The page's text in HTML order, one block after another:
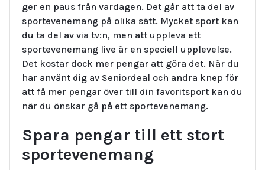
ger en paus från vardagen. Det går att ta del av
sportevenemang på olika sätt. Mycket sport kan
du ta del av via tv:n, men att uppleva ett
sportevenemang live är en speciell upplevelse.
Det kostar dock mer pengar att göra det. När du
har använt dig av Seniordeal och andra knep för
att få mer pengar över till din favoritsport kan du
när du önskar gå på ett sportevenemang.
Spara pengar till ett stort
sportevenemang